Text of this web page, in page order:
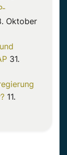
Oktober
31.
11.